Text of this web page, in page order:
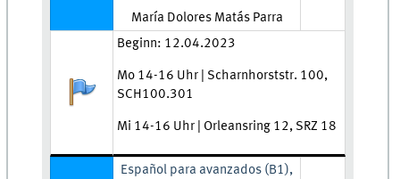
Lehrkraft:
María Dolores Matás Parra
Anmeldestatus:
Zeit und Ort:
Beginn: 12.04.2023
Mo 14-16 Uhr | Scharnhorststr. 100,
SCH100.301
Mi 14-16 Uhr | Orleansring 12, SRZ 18
Español para avanzados (B1),